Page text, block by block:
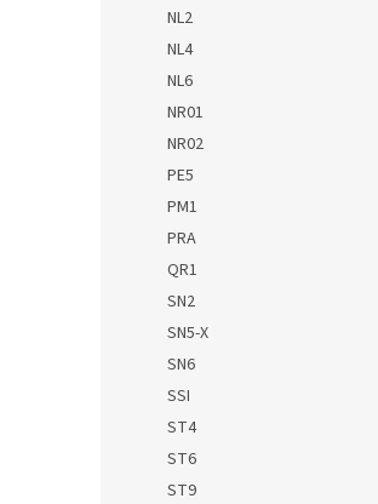
NL2
NL4
NL6
NR01
NR02
PE5
PM1
PRA
QR1
SN2
SN5-X
SN6
SSI
ST4
ST6
ST9